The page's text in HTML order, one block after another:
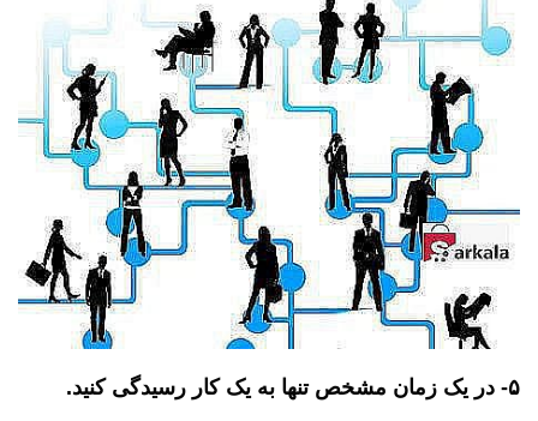
۵- در یک زمان مشخص تنها به یک کار رسیدگی کنید.